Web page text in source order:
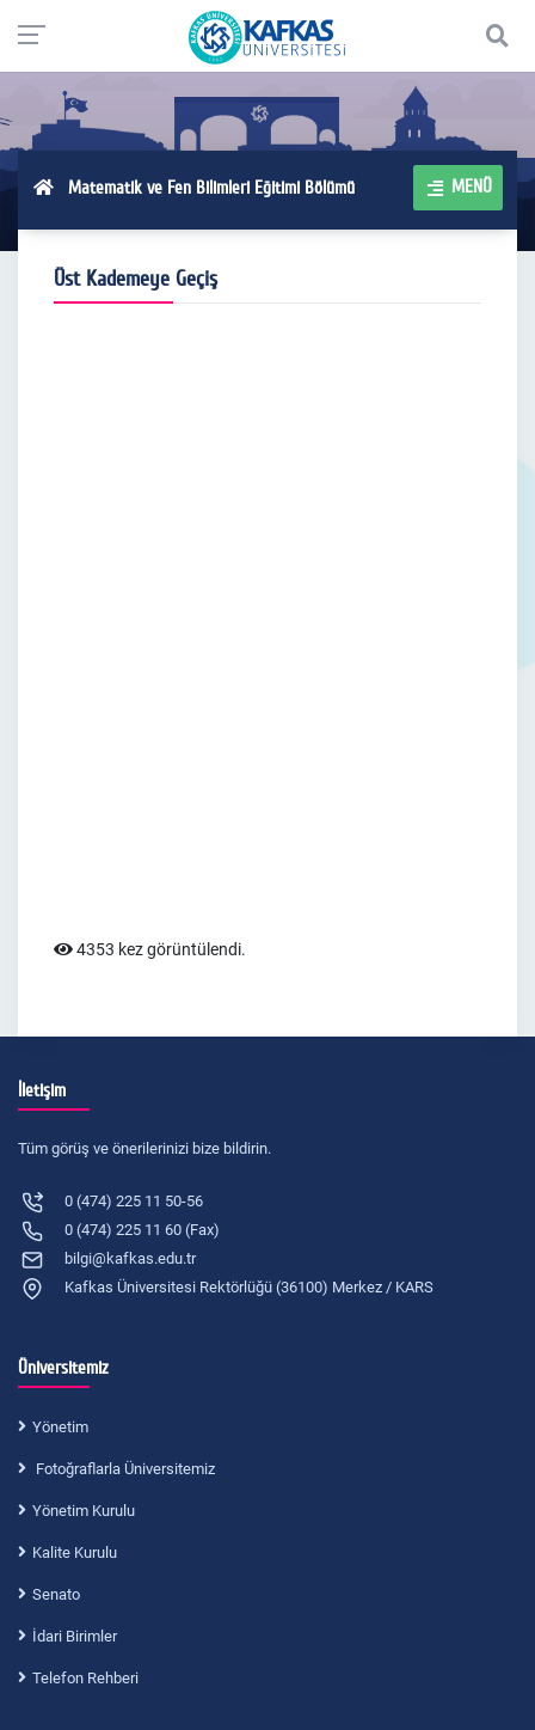
Matematik ve Fen Bilimleri Eğitimi Bölümü MENÜ
Üst Kademeye Geçiş
4353 kez görüntülendi.
İletişim
Tüm görüş ve önerilerinizi bize bildirin.
0 (474) 225 11 50-56
0 (474) 225 11 60 (Fax)
bilgi@kafkas.edu.tr
Kafkas Üniversitesi Rektörlüğü (36100) Merkez / KARS
Üniversitemiz
Yönetim
Fotoğraflarla Üniversitemiz
Yönetim Kurulu
Kalite Kurulu
Senato
İdari Birimler
Telefon Rehberi